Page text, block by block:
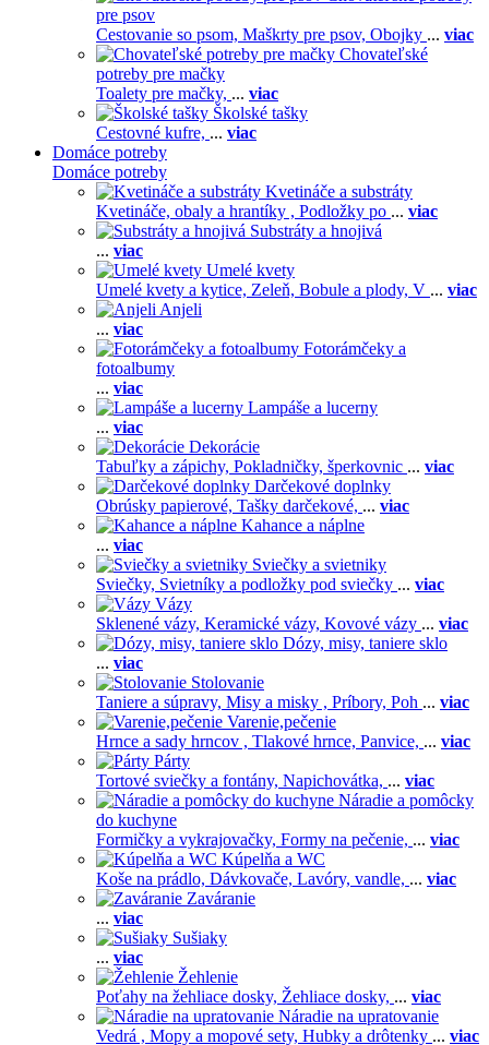
pre psov
Cestovanie so psom, Maškrty pre psov, Obojky ... viac
Chovateľské
potreby pre mačky
Toalety pre mačky, ... viac
Školské tašky
Cestovné kufre, ... viac
Domáce potreby
Domáce potreby
Kvetináče a substráty
Kvetináče, obaly a hrantíky , Podložky po ... viac
Substráty a hnojivá
... viac
Umelé kvety
Umelé kvety a kytice, Zeleň, Bobule a plody, V ... viac
Anjeli
... viac
Fotorámčeky a
fotoalbumy
... viac
Lampáše a lucerny
... viac
Dekorácie
Tabuľky a zápichy, Pokladničky, šperkovnic ... viac
Darčekové doplnky
Obrúsky papierové, Tašky darčekové, ... viac
Kahance a náplne
... viac
Sviečky a svietniky
Sviečky, Svietníky a podložky pod sviečky ... viac
Vázy
Sklenené vázy, Keramické vázy, Kovové vázy ... viac
Dózy, misy, taniere sklo
... viac
Stolovanie
Taniere a súpravy, Misy a misky , Príbory, Poh ... viac
Varenie,pečenie
Hrnce a sady hrncov , Tlakové hrnce, Panvice, ... viac
Párty
Tortové sviečky a fontány, Napichovátka, ... viac
Náradie a pomôcky
do kuchyne
Formičky a vykrajovačky, Formy na pečenie, ... viac
Kúpelňa a WC
Koše na prádlo, Dávkovače, Lavóry, vandle, ... viac
Zaváranie
... viac
Sušiaky
... viac
Žehlenie
Poťahy na žehliace dosky, Žehliace dosky, ... viac
Náradie na upratovanie
Vedrá , Mopy a mopové sety, Hubky a drôtenky ... viac